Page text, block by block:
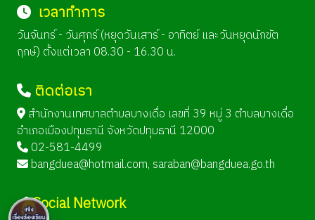
เวลาทำการ
วันจันทร์ - วันศุกร์ (หยุดวันเสาร์ - อาทิตย์ และวันหยุดนักขัต
ฤกษ์) ตั้งแต่เวลา 08.30 - 16.30 น.
ติดต่อเรา
สำนักงานเทศบาลตำบลบางเดื่อ เลขที่ 39 หมู่ 3 ตำบลบางเดื่อ
อำเภอเมืองปทุมธานี จังหวัดปทุมธานี 12000
02-581-4499
bangduea@hotmail.com, saraban@bangduea.go.th
Social Network